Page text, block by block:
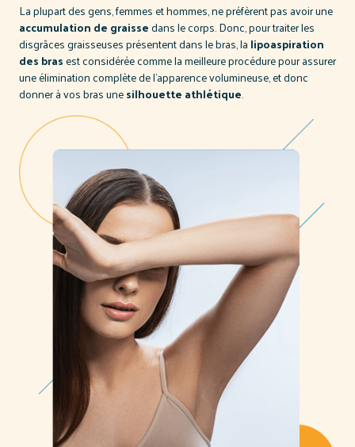
La plupart des gens, femmes et hommes, ne préfèrent pas avoir une
accumulation de graissedans le corps. Donc, pour traiter les
disgrâces graisseuses présentent dans le bras, la lipoaspiration
des brasest considérée comme la meilleure procédure pour assurer
une élimination complète de l'apparence volumineuse, et donc
donner à vos bras unesilhouette athlétique.